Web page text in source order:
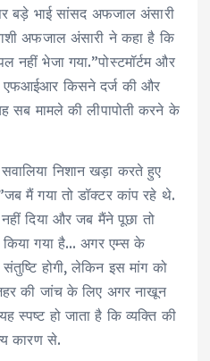
बड़े भाई सांसद अफजाल अंसारी
अफजाल अंसारी ने कहा है कि
नहीं भेजा गया.”पोस्टमॉर्टम और
एफआईआर किसने दर्ज की और
सब मामले की लीपापोती करने के
निशान खड़ा करते हुए
मैं गया तो डॉक्टर कांप रहे थे.
दिया और जब मैंने पूछा तो
किया गया है… अगर एम्स के
होगी, लेकिन इस मांग को
की जांच के लिए अगर नाखून
स्पष्ट हो जाता है कि व्यक्ति की
कारण से.